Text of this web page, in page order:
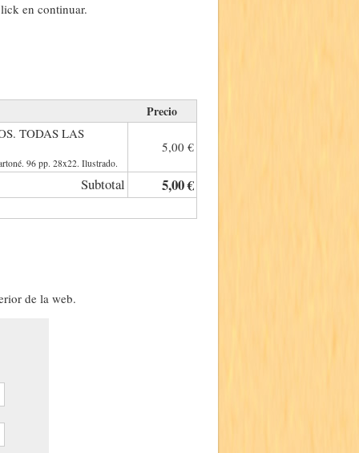
en continuar.
Precio
TODAS LAS
96 pp. 28x22. Ilustrado.
5,00 €
Subtotal 5,00 €
de la web.